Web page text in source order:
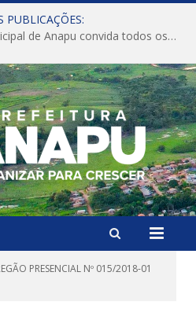
PUBLICAÇÕES:
CONVITE A Prefeitura Municipal de Anapu convida todos os servidores públicos municipais para participarem da Audiência Pública de discussão da Lei de Diretrizes Orçamentárias (LDO), importante instrumento de planejamento das ações e investimentos da Administração Pública para o próximo exercício financeiro.
PRESENCIAL Nº 015/2018-01